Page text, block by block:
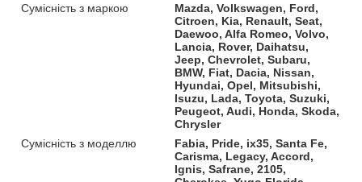
Сумісність з маркою
Mazda, Volkswagen, Ford,
Citroen, Kia, Renault, Seat,
Daewoo, Alfa Romeo, Volvo,
Lancia, Rover, Daihatsu,
Jeep, Chevrolet, Subaru,
BMW, Fiat, Dacia, Nissan,
Hyundai, Opel, Mitsubishi,
Isuzu, Lada, Toyota, Suzuki,
Peugeot, Audi, Honda, Skoda,
Chrysler
Сумісність з моделлю
Fabia, Pride, ix35, Santa Fe,
Carisma, Legacy, Accord,
Ignis, Safrane, 2105,